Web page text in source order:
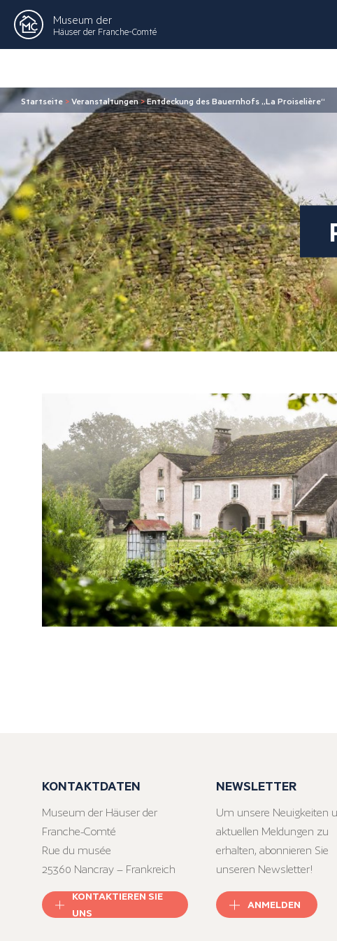
Museum der
Häuser der Franche-Comté
Startseite >Veranstaltungen>Entdeckung des Bauernhofs „La Proiselière“
KONTAKTDATEN
Museum der Häuser der
Franche-Comté
Rue du musée
25360 Nancray – Frankreich
KONTAKTIEREN SIE
UNS
NEWSLETTER
Um unsere Neuigkeiten
aktuellen Meldungen zu
erhalten, abonnieren Sie
unseren Newsletter!
ANMELDEN